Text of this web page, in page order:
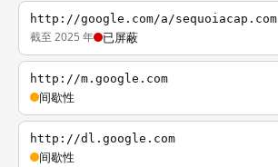
http://google.com/a/sequoiacap.com
截至 2025 年 已屏蔽
http://m.google.com
间歇性
http://dl.google.com
间歇性